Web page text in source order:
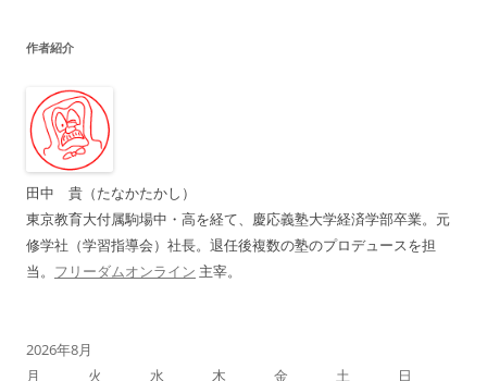
ビ
ー
シ
ン
作者紹介
田中 貴（たなかたかし）
東京教育大付属駒場中・高を経て、慶応義塾大学経済学部卒業。元
修学社（学習指導会）社長。退任後複数の塾のプロデュースを担
当。 フリーダムオンライン 主宰。
2026年8月
月
火 水 木 金 土
日